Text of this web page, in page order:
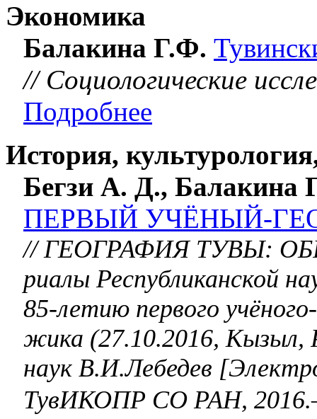
Экономика
Балакина Г.Ф.
// Социологические
Подробнее
История,
Бегзи А. Д., Балакина
ПЕРВЫЙ УЧЁНЫЙ-
// ГЕОГРАФИЯ ТУВЫ:
риа­лы Респуб­ликан­ской
85-летию первого
жика (27.10.2016, Кызыл,
наук В.И.Лебедев
ТувИКОПР СО РАН,